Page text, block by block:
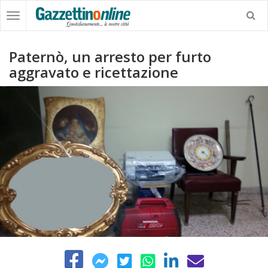
Paternò, un arresto per furto
aggravato e ricettazione